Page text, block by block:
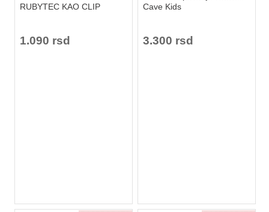
RUBYTEC KAO CLIP
1.090 rsd
Cave Kids
3.300 rsd